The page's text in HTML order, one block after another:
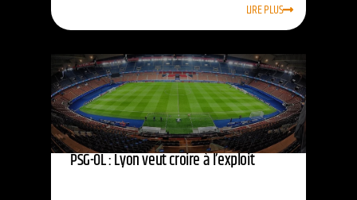
LIRE PLUS
PSG-OL : Lyon veut croire à l’exploit